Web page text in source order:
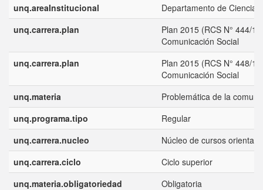
unq.areaInstitucional
Departamento de
unq.carrera.plan
Plan 2015 (RCS N° 444/
Comunicación Social
unq.carrera.plan
Plan 2015 (RCS N° 448/
Comunicación Social
unq.materia
Problemática de la
unq.programa.tipo
Regular
unq.carrera.nucleo
Núcleo de cursos
unq.carrera.ciclo
Ciclo superior
unq.materia.obligatoriedad
Obligatoria